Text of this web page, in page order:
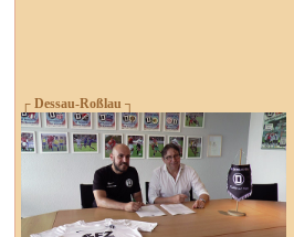
┌ Dessau-Roßlau ┐